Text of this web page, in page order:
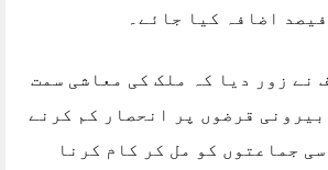
اضافہ کیا جائے۔
نے زور دیا کہ ملک کی معاشی سمت
قرضوں پر انحصار کم کرنے
جماعتوں کو مل کر کام کرنا